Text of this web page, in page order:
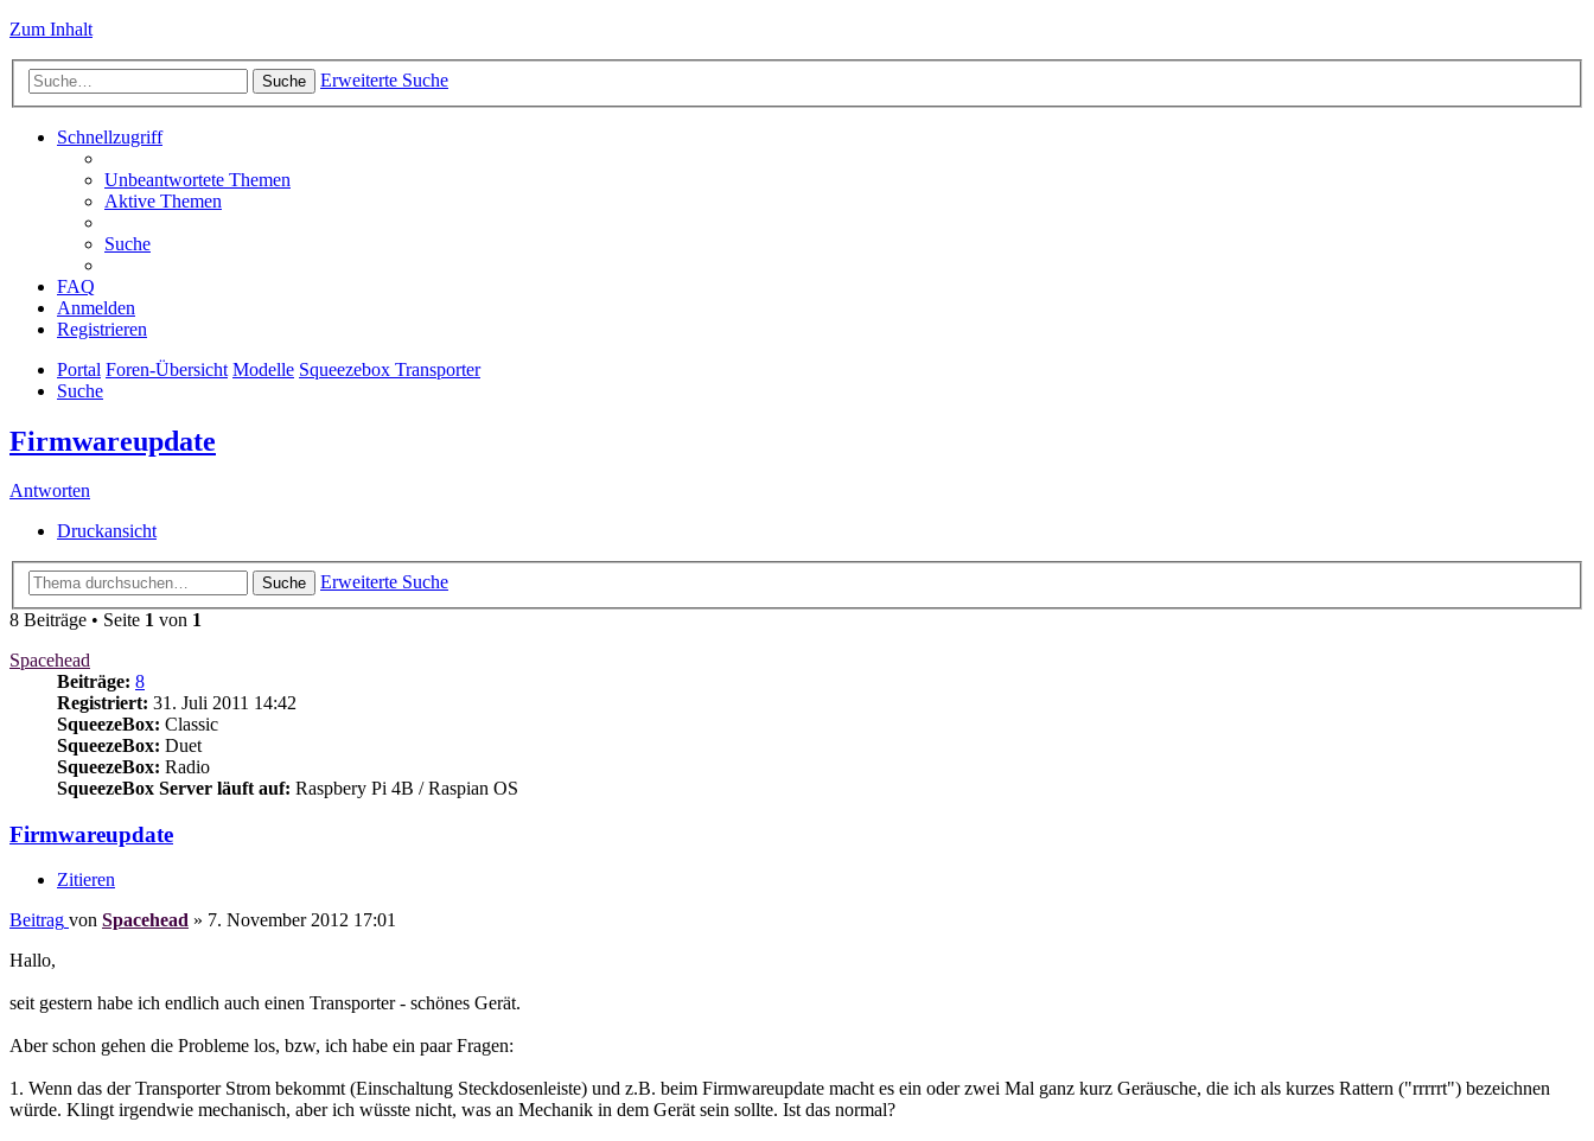
Zum Inhalt
Suche Erweiterte Suche
Schnellzugriff
Unbeantwortete Themen
Aktive Themen
Suche
FAQ
Anmelden
Registrieren
Portal Foren-Übersicht Modelle Squeezebox Transporter
Suche
Firmwareupdate
Antworten
Druckansicht
Suche
Erweiterte Suche
8 Beiträge • Seite 1 von 1
Spacehead
Beiträge: 8
Registriert: 31. Juli 2011 14:42
SqueezeBox: Classic
SqueezeBox: Duet
SqueezeBox: Radio
SqueezeBox Server läuft auf: Raspbery Pi 4B / Raspian OS
Firmwareupdate
Zitieren
Beitrag von Spacehead » 7. November 2012 17:01
Hallo,
seit gestern habe ich endlich auch einen Transporter - schönes Gerät.
Aber schon gehen die Probleme los, bzw, ich habe ein paar Fragen:
1. Wenn das der Transporter Strom bekommt (Einschaltung Steckdosenleiste) und z.B. beim Firmwareupdate macht es ein oder zwei Mal ganz kurz Geräusche, die ich als kurzes Rattern ("rrrrrt") bezeichnen
würde. Klingt irgendwie mechanisch, aber ich wüsste nicht, was an Mechanik in dem Gerät sein sollte. Ist das normal?